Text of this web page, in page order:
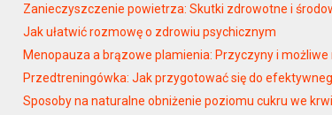
Zanieczyszczenie powietrza: Skutki zdrowotne i
Jak ułatwić rozmowę o zdrowiu psychicznym
Menopauza a brązowe plamienia: Przyczyny i
Przedtreningówka: Jak przygotować się do
Sposoby na naturalne obniżenie poziomu cukru we krwi